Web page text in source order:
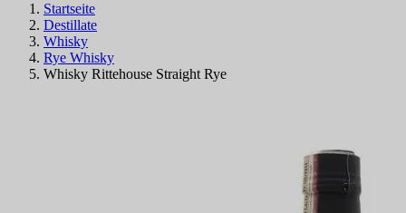
Startseite
Destillate
Whisky
Rye Whisky
Whisky Rittehouse Straight Rye